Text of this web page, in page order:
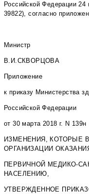
Российской Федерации 24
39822), согласно
Министр
В.И.СКВОРЦОВА
Приложение
к приказу Министерства
Российской Федерации
от 30 марта 2018 г. N 139н
ИЗМЕНЕНИЯ, КОТОРЫЕ
ОРГАНИЗАЦИИ
ПЕРВИЧНОЙ МЕДИКО-
НАСЕЛЕНИЮ,
УТВЕРЖДЕННОЕ